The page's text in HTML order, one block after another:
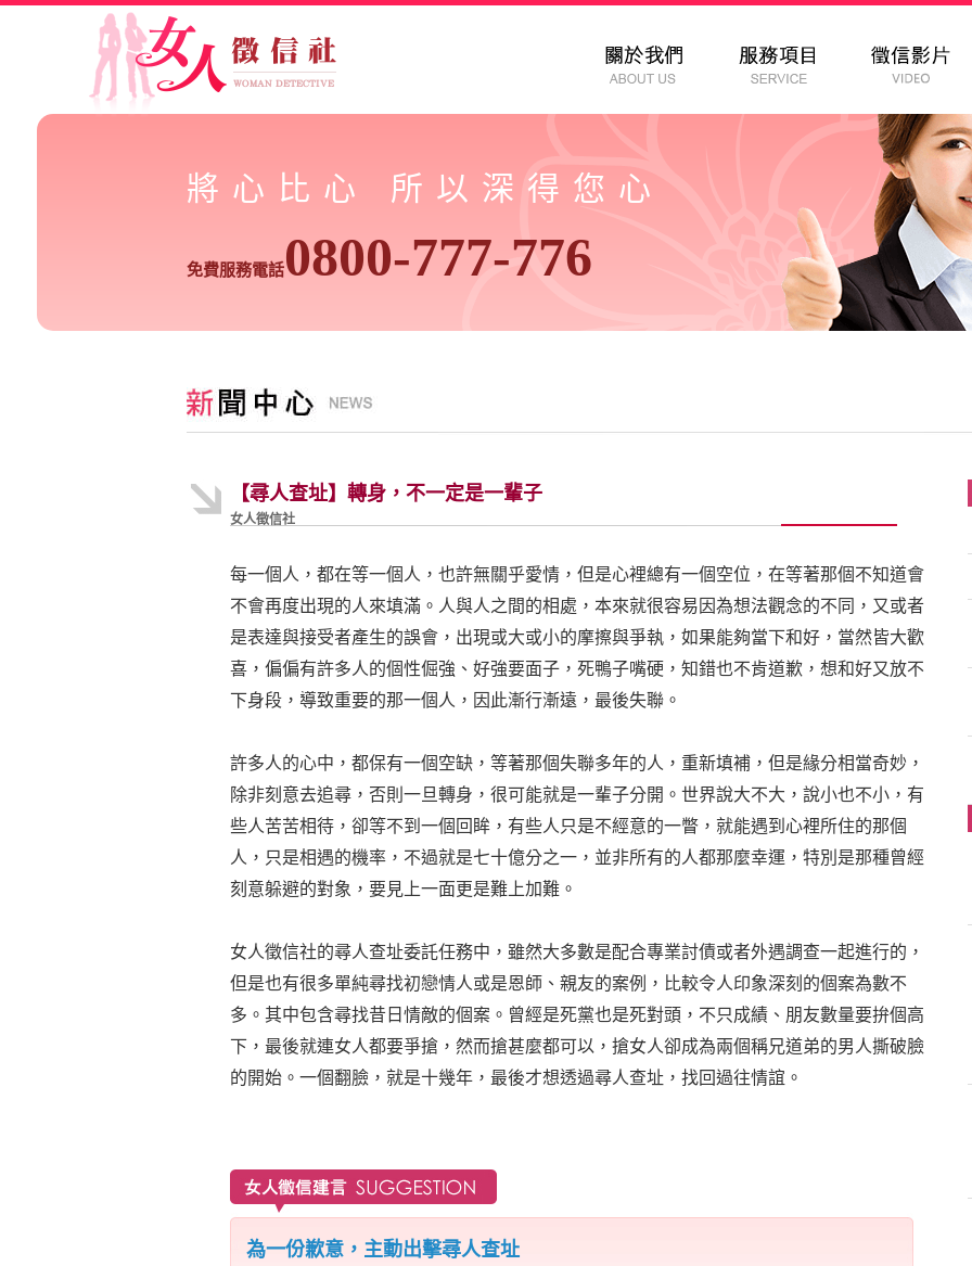
將心比心 所以深得您心
免費服務電話0800-777-776
【尋人查址】轉身，不一定是一輩子
女人徵信社
每一個人，都在等一個人，也許無關乎愛情，但是心裡總有一個空位，在等著那個不知道會
不會再度出現的人來填滿。人與人之間的相處，本來就很容易因為想法觀念的不同，又或者
是表達與接受者產生的誤會，出現或大或小的摩擦與爭執，如果能夠當下和好，當然皆大歡
喜，偏偏有許多人的個性倔強、好強要面子，死鴨子嘴硬，知錯也不肯道歉，想和好又放不
下身段，導致重要的那一個人，因此漸行漸遠，最後失聯。
許多人的心中，都保有一個空缺，等著那個失聯多年的人，重新填補，但是緣分相當奇妙，
除非刻意去追尋，否則一旦轉身，很可能就是一輩子分開。世界說大不大，說小也不小，有
些人苦苦相待，卻等不到一個回眸，有些人只是不經意的一瞥，就能遇到心裡所住的那個
人，只是相遇的機率，不過就是七十億分之一，並非所有的人都那麼幸運，特別是那種曾經
刻意躲避的對象，要見上一面更是難上加難。
女人徵信社的尋人查址委託任務中，雖然大多數是配合專業討債或者外遇調查一起進行的，
但是也有很多單純尋找初戀情人或是恩師、親友的案例，比較令人印象深刻的個案為數不
多。其中包含尋找昔日情敵的個案。曾經是死黨也是死對頭，不只成績、朋友數量要拚個高
下，最後就連女人都要爭搶，然而搶甚麼都可以，搶女人卻成為兩個稱兄道弟的男人撕破臉
的開始。一個翻臉，就是十幾年，最後才想透過尋人查址，找回過往情誼。
為一份歉意，主動出擊尋人查址